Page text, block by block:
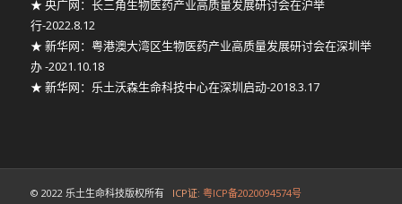
★ 央广网：长三角生物医药产业高质量发展研讨会在沪举
行-2022.8.12
★ 新华网：粤港澳大湾区生物医药产业高质量发展研讨会在深圳举
办 -2021.10.18
★ 新华网：乐土沃森生命科技中心在深圳启动-2018.3.17
© 2022 乐土生命科技版权所有 ICP证: 粤ICP备2020094574号